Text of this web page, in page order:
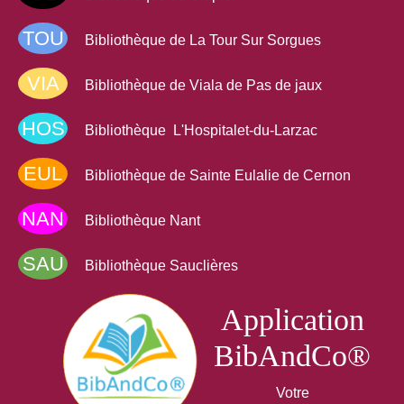
TOU Bibliothèque de La Tour Sur Sorgues
VIA Bibliothèque de Viala de Pas de jaux
HOS Bibliothèque L'Hospitalet-du-Larzac
EUL Bibliothèque de Sainte Eulalie de Cernon
NAN Bibliothèque Nant
SAU Bibliothèque Sauclières
Application
BibAndCo®
Votre